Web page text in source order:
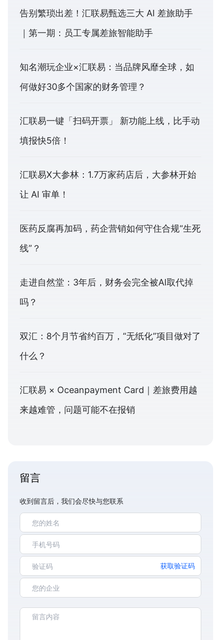
告别繁琐出差！汇联易甄选三大 AI 差旅助手
｜第一期：员工专属差旅智能助手
知名潮玩企业×汇联易：当品牌风靡全球，如
何做好30多个国家的财务管理？
汇联易一键「扫码开票」 新功能上线，比手动
填报快5倍！
汇联易X大参林：1.7万家药店后，大参林开始
让 AI 审单！
医药反腐再加码，药企营销如何守住合规“生死
线”？
走进自然堂：3年后，财务会完全被AI取代掉
吗？
双汇：8个月节省约百万，“无纸化”项目做对了
什么？
汇联易 × Oceanpayment Card｜差旅费用越
来越难管，问题可能不在报销
留言
收到留言后，我们会尽快与您联系
获取验证码